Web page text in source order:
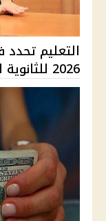
التعليم تحدد
2026 للثانوية العامة بالد...